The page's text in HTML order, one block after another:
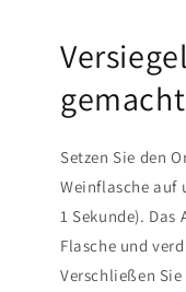
gemacht
Setzen Sie den
Weinflasche auf
1 Sekunde). Das
Flasche und
Verschließen